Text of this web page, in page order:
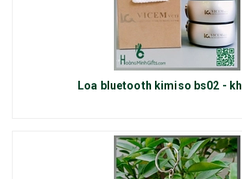
Loa bluetooth kimiso bs02 -